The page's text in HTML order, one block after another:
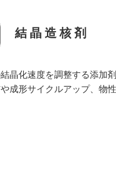
結晶造核剤
晶化速度を調整する添加剤
成形サイクルアップ、物